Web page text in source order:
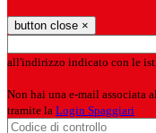
button close ×
all'indirizzo indicato con le
Non hai una e-mail associata
tramite la Login Spaggiari